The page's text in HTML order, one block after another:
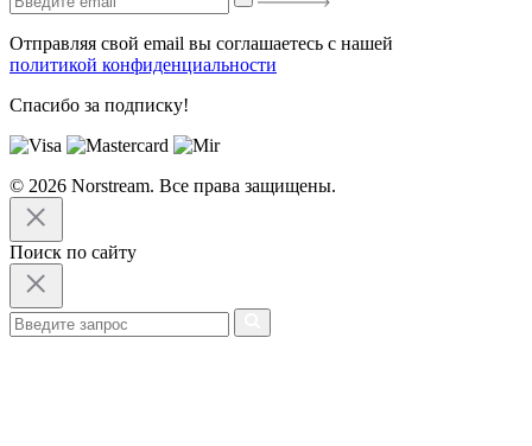
Отправляя свой email вы соглашаетесь с нашей
политикой конфиденциальности
Спасибо за подписку!
© 2026 Norstream. Все права защищены.
Поиск по сайту